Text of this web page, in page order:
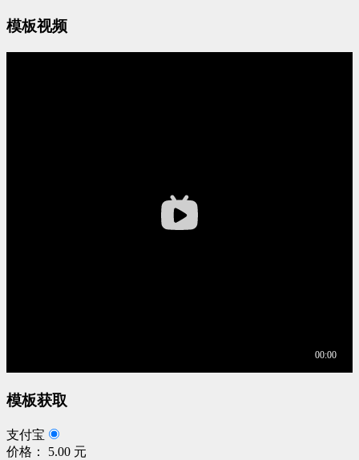
模板视频
模板获取
支付宝
价格： 5.00 元